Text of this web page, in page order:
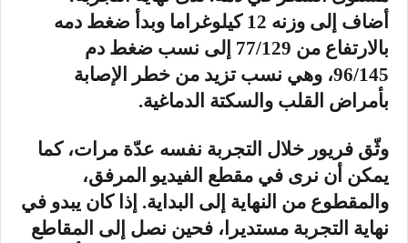
أضاف إلى وزنه 12 كيلوغراما وبدأ ضغط دمه
بالارتفاع من 77/129 إلى نسب ضغط دم
96/145، وهي نسب تزيد من خطر الإصابة
بأمراض القلب والسكتة الدماغية.
وثّق فريور خلال التجربة نفسه عدّة مرات، كما
يمكن أن نرى في مقطع الفيديو المرفق،
والمقطوع من النهاية إلى البداية. إذا كان يبدو في
نهاية التجربة مستديرا، فحين نصل إلى المقاطع